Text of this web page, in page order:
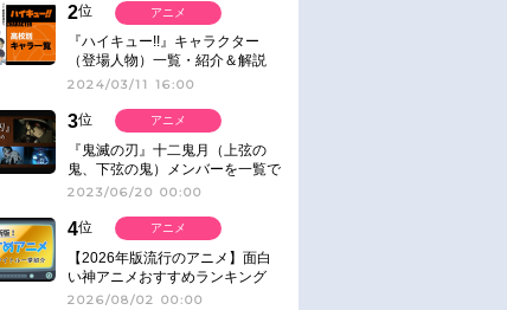
2位
『ハイキュー!!』キャラクター
（登場人物）一覧・紹介＆解説
2024/03/11 16:00
アニメ
3位
『鬼滅の刃』十二鬼月（上弦の
鬼、下弦の鬼）メンバーを一覧で
紹介＆解説（登場鬼の情報まと
2023/06/20 00:00
アニメ
4位
【2026年版流行のアニメ】面白
い神アニメおすすめランキング
【名作・話題作】｜ジャンル別人
2026/08/02 00:00
アニメ